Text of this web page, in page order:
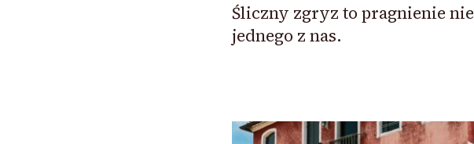
Śliczny zgryz to pragnienie nie
jednego z nas.